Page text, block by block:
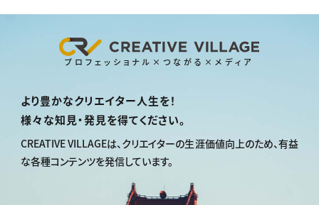
プロフェッショナル×つながる×メディア
より豊かなクリエイター人生を！
様々な知見・発見を得てください。
CREATIVE VILLAGEは、 クリエイターの生涯価値向上のため、有益
な各種コンテンツを発信しています。